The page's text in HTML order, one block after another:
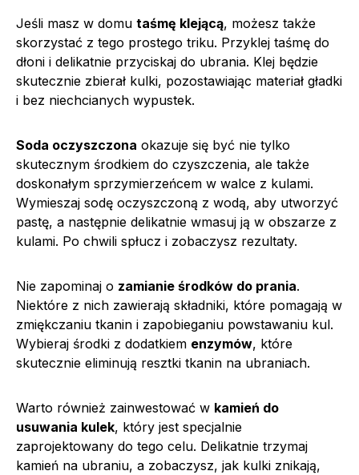
Jeśli masz w domu taśmę klejącą, możesz także
skorzystać z tego prostego triku. Przyklej taśmę do
dłoni i delikatnie przyciskaj do ubrania. Klej będzie
skutecznie zbierał kulki, pozostawiając materiał gładki
i bez niechcianych wypustek.
Soda oczyszczona okazuje się być nie tylko
skutecznym środkiem do czyszczenia, ale także
doskonałym sprzymierzeńcem w walce z kulami.
Wymieszaj sodę oczyszczoną z wodą, aby utworzyć
pastę, a następnie delikatnie wmasuj ją w obszarze z
kulami. Po chwili spłucz i zobaczysz rezultaty.
Nie zapominaj o zamianie środków do prania.
Niektóre z nich zawierają składniki, które pomagają w
zmiękczaniu tkanin i zapobieganiu powstawaniu kul.
Wybieraj środki z dodatkiem enzymów, które
skutecznie eliminują resztki tkanin na ubraniach.
Warto również zainwestować w kamień do
usuwania kulek, który jest specjalnie
zaprojektowany do tego celu. Delikatnie trzymaj
kamień na ubraniu, a zobaczysz, jak kulki znikają,